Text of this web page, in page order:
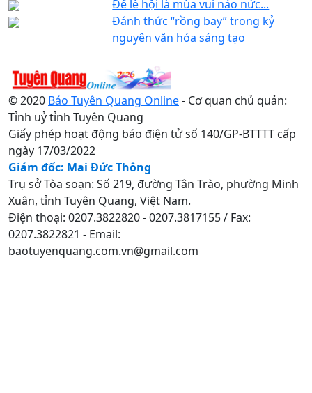
Để lễ hội là mùa vui náo nức...
Đánh thức “rồng bay” trong kỷ
nguyên văn hóa sáng tạo
© 2020 Báo Tuyên Quang Online- Cơ quan chủ quản:
Tỉnh uỷ tỉnh Tuyên Quang
Giấy phép hoạt động báo điện tử số 140/GP-BTTTT cấp
ngày 17/03/2022
Giám đốc: Mai Đức Thông
Trụ sở Tòa soạn: Số 219, đường Tân Trào, phường Minh
Xuân, tỉnh Tuyên Quang, Việt Nam.
Điện thoại: 0207.3822820 - 0207.3817155 / Fax:
0207.3822821 - Email:
baotuyenquang.com.vn@gmail.com